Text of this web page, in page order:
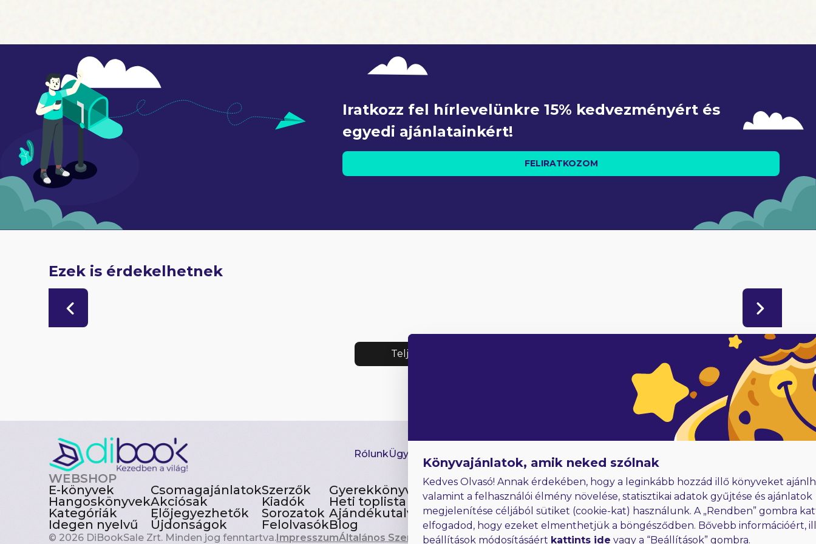
Iratkozz fel hírlevelünkre 15% kedvezményért és
egyedi ajánlatainkért!
FELIRATKOZOM
Ezek is érdekelhetnek
Teljes lista
RólunkÜgyfélszolgálat
WEBSHOP
E-könyvek
Hangoskönyvek
Kategóriák
Idegen nyelvű
Csomagajánlatok
Akciósak
Előjegyezhetők
Újdonságok
Szerzők
Kiadók
Sorozatok
Felolvasók
Gyerekkönyvek
Heti toplista
Ajándékutalvány
Blog
© 2026 DiBookSale Zrt. Minden jog fenntartva. ImpresszumÁltalános Szerződési Feltételek
Könyvajánlatok, amik neked szólnak
Kedves Olvasó! Annak érdekében, hogy a leginkább hozzád illő könyveket
valamint a felhasználói élmény növelése, statisztikai adatok gyűjtése és ajánlatok
megjelenítése céljából sütiket (cookie-kat) használunk. A „Rendben” gombra
elfogadod, hogy ezeket elmenthetjük a böngésződben. Bővebb információért,
beállítások módosításáért kattints ide vagy a “Beállítások” gombra.